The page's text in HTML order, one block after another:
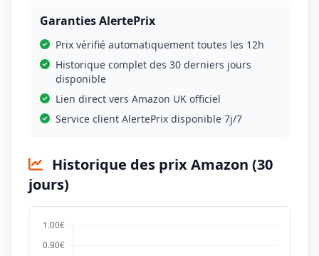
Garanties AlertePrix
Prix vérifié automatiquement toutes les 12h
Historique complet des 30 derniers jours
disponible
Lien direct vers Amazon UK officiel
Service client AlertePrix disponible 7j/7
Historique des prix Amazon (30
jours)